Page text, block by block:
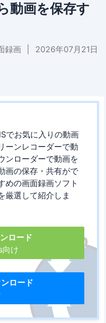
動画を保存す
録画
2026年07月21日
でお気に入りの動画
ーンレコーダーで動
ンローダーで動画を
画の保存・共有がで
めの画面録画ソフト
厳選して紹介しま
ロード
け
ロード